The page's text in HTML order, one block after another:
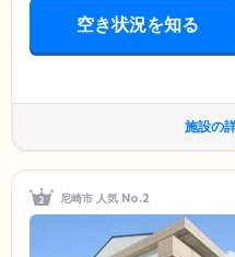
ー・緊急用コールを完備し、
呂や食堂、洗濯室は、共用ス
空き状況を知る
施設の
尼崎市 人気 No.2